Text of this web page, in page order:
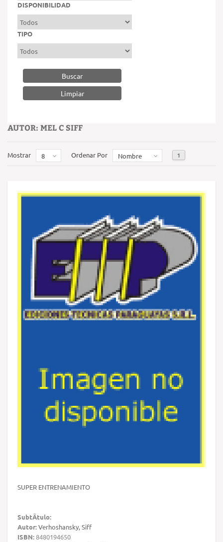
DISPONIBILIDAD
TIPO
Buscar
AUTOR: MEL C SIFF
Mostrar 8 Ordenar Por Nombre 1
SUPER ENTRENAMIENTO
SubtÃ­tulo:
Autor:Verhoshansky, Siff
ISBN:8480194650